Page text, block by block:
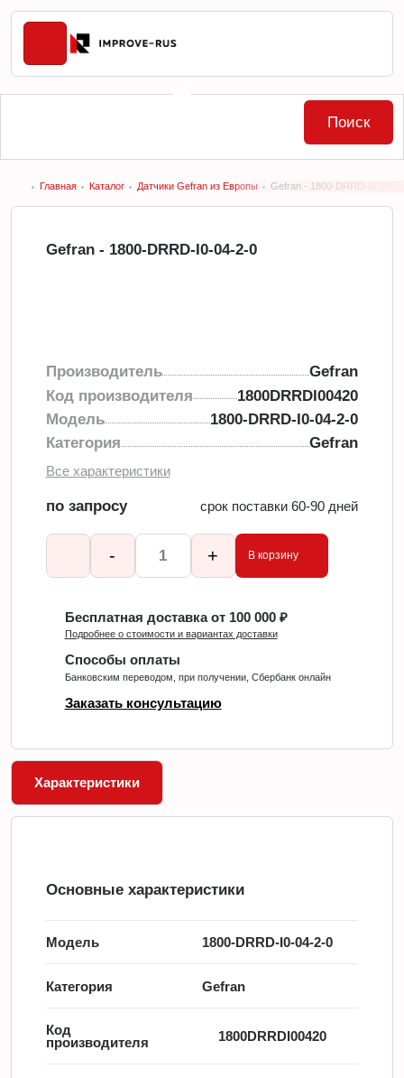
Главная Каталог Датчики Gefran из Европы Gefran - 1800-DRRD-I0-04-
Gefran - 1800-DRRD-I0-04-2-0
Производитель
Gefran
Код производителя
1800DRRDI00420
Модель
1800-DRRD-I0-04-2-0
Категория
Gefran
Все характеристики
по запросу срок поставки 60-90 дней
- + В корзину
Бесплатная доставка от 100 000 ₽
Подробнее о стоимости и вариантах доставки
Способы оплаты
Банковским переводом, при получении, Сбербанк онлайн
Заказать консультацию
Характеристики
Основные характеристики
Модель 1800-DRRD-I0-04-2-0
Категория Gefran
Код
производителя
1800DRRDI00420
Поиск